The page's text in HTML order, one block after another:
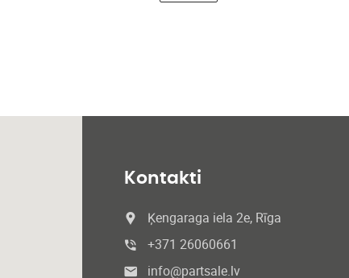
Kontakti
Ķengaraga iela 2e, Rīga
+371 26060661
info@partsale.lv